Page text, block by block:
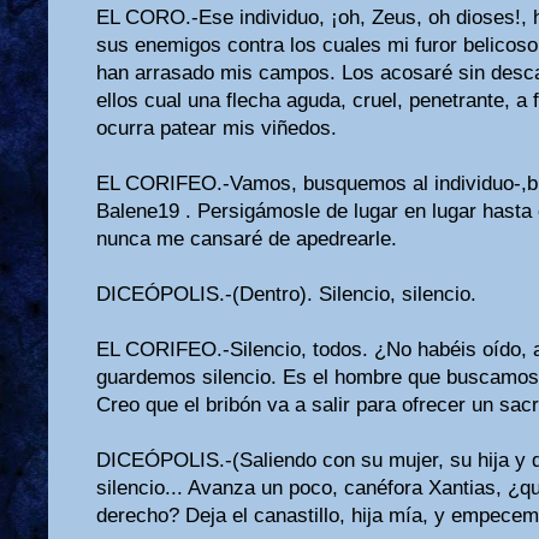
EL CORO.-Ese individuo, ¡oh, Zeus, oh dioses!,
sus enemigos contra los cuales mi furor
han arrasado mis campos. Los acosaré sin
ellos cual una flecha aguda, cruel, penetrante, a
ocurra patear mis viñedos.
EL CORIFEO.-Vamos, busquemos al individuo-
Balene19 . Persigámosle de lugar en lugar
nunca me cansaré de ape­drearle.
DICEÓPOLIS.-(Dentro). Silencio, silencio.
EL CORIFEO.-Silencio, todos. ¿No habéis oído,
guardemos silencio. Es el hombre que
Creo que el bribón va a salir para ofrecer un
DICEÓPOLIS.-(Saliendo con su mujer, su hija y
silencio... Avanza un poco, canéfora Xantias,
derecho? Deja el canastillo, hija mía, y